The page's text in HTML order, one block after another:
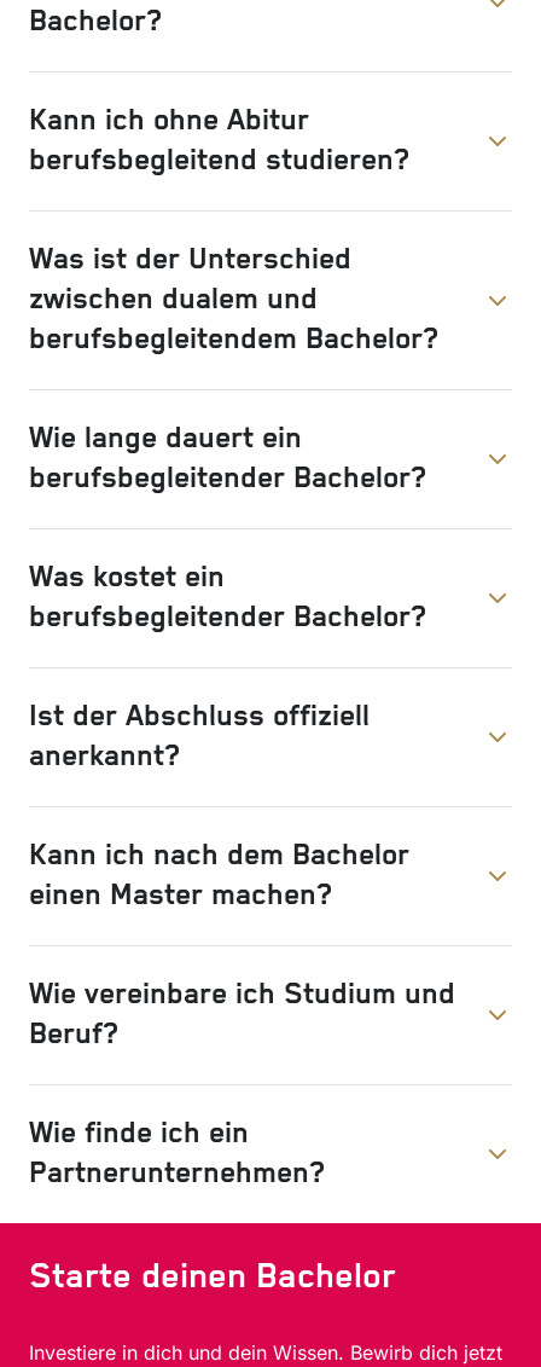
Bachelor?
Kann ich ohne Abitur
berufsbegleitend studieren?
Was ist der Unterschied
zwischen dualem und
berufsbegleitendem Bachelor?
Wie lange dauert ein
berufsbegleitender Bachelor?
Was kostet ein
berufsbegleitender Bachelor?
Ist der Abschluss offiziell
anerkannt?
Kann ich nach dem Bachelor
einen Master machen?
Wie vereinbare ich Studium und
Beruf?
Wie finde ich ein
Partnerunternehmen?
Starte deinen Bachelor
Investiere in dich und dein Wissen. Bewirb dich jetzt